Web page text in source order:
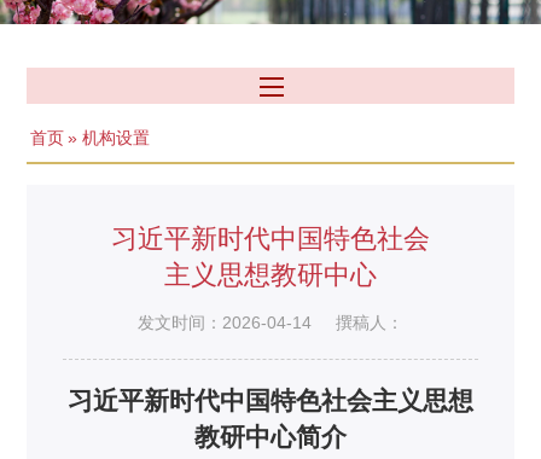
首页 » 机构设置
习近平新时代中国特色社会
主义思想教研中心
发文时间：2026-04-14 撰稿人：
习近平新时代中国特色社会主义思想
教研中心简介